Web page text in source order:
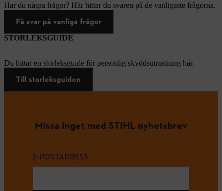
Har du några frågor? Här hittar du svaren på de vanligaste frågorna.
Få svar på vanliga frågor
STORLEKSGUIDE
Du hittar en storleksguide för personlig skyddsutrustning här.
Till storleksguiden
Missa inget med STIHL nyhetsbrev
E-POSTADRESS